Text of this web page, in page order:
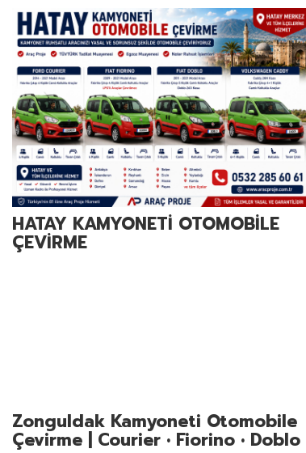
HATAY KAMYONETİ OTOMOBİLE
ÇEVİRME
Zonguldak Kamyoneti Otomobile
Çevirme | Courier • Fiorino • Doblo